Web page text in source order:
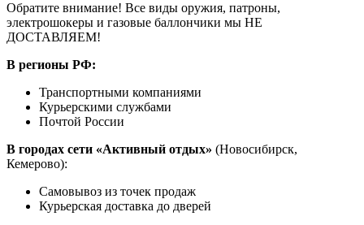
Обратите внимание! Все виды оружия, патроны,
электрошокеры и газовые баллончики мы НЕ
ДОСТАВЛЯЕМ!
В регионы РФ:
Транспортными компаниями
Курьерскими службами
Почтой России
В городах сети «Активный отдых» (Новосибирск,
Кемерово):
Самовывоз из точек продаж
Курьерская доставка до дверей